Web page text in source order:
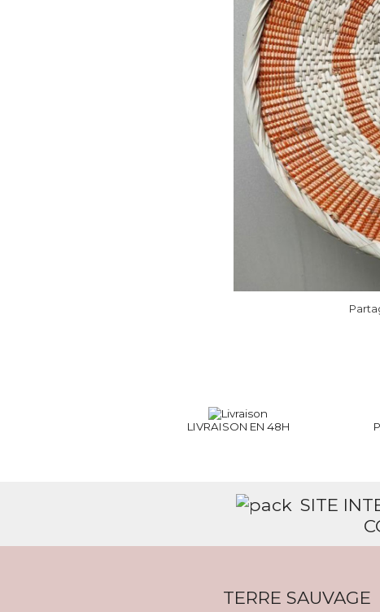
LIVRAISON EN 48H
SITE
TERRE SAUVAGE